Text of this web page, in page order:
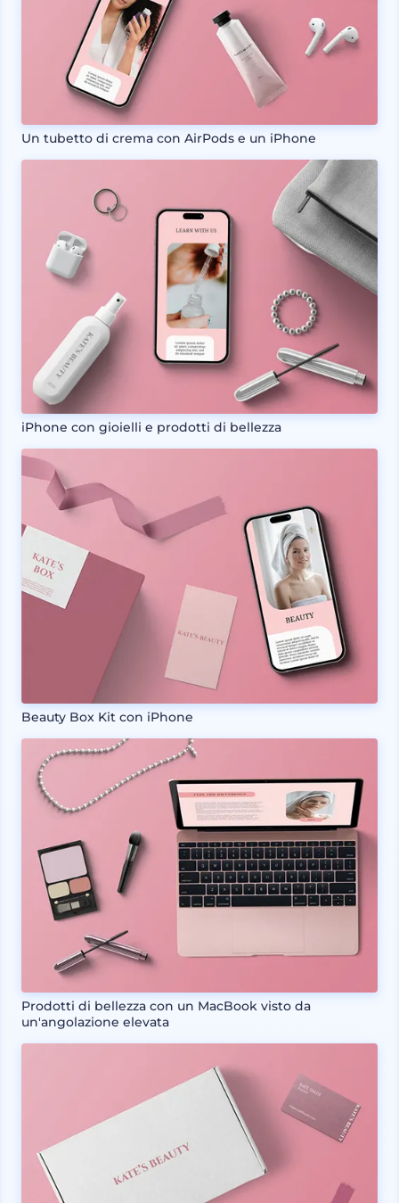
Un tubetto di crema con AirPods e un iPhone
iPhone con gioielli e prodotti di bellezza
Beauty Box Kit con iPhone
Prodotti di bellezza con un MacBook visto da
un'angolazione elevata